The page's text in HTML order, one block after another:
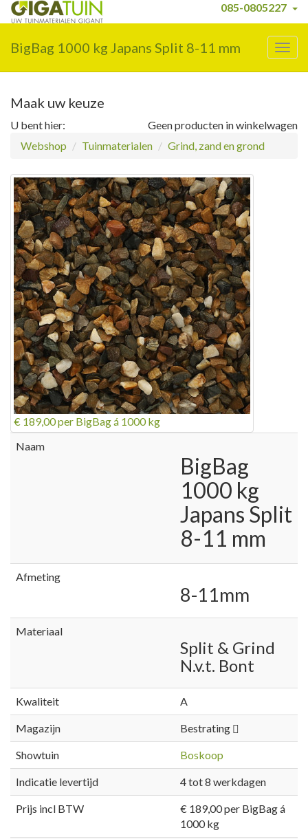
085-0805227
BigBag 1000 kg Japans Split 8-11 mm
Maak uw keuze
Geen producten in winkelwagen
U bent hier:
Webshop
Tuinmaterialen Grind, zand en grond
€ 189,00per BigBag á 1000 kg
Naam
BigBag
1000 kg
Japans Split
8-11 mm
Afmeting
8-11mm
Materiaal
Split & Grind
N.v.t. Bont
Kwaliteit A
Magazijn Bestrating
Showtuin Boskoop
Indicatie levertijd 4 tot 8 werkdagen
Prijs incl BTW
€ 189,00 per BigBag á
1000 kg